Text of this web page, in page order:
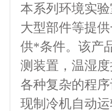
本系列环境实验
大型部件等提供
供*条件。
测装置，温
各种复杂的程序设
现制冷机自动运转